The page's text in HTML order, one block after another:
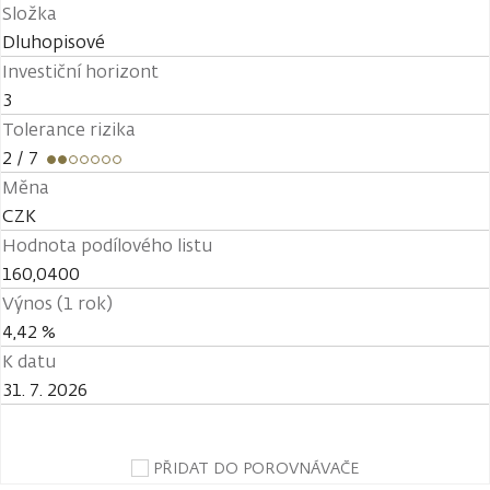
Složka
Dluhopisové
Investiční horizont
3
Tolerance rizika
2 / 7
Měna
CZK
Hodnota podílového listu
160,0400
Výnos (1 rok)
4,42 %
K datu
31. 7. 2026
PŘIDAT DO POROVNÁVAČE